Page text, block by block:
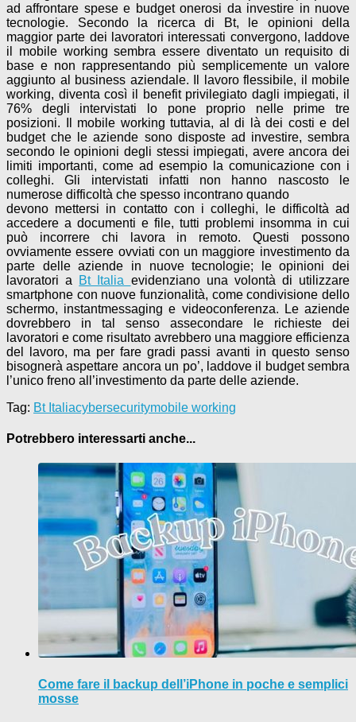
ad affrontare spese e budget onerosi da investire in nuove
tecnologie. Secondo la ricerca di Bt, le opinioni della
maggior parte dei lavoratori interessati convergono, laddove
il mobile working sembra essere diventato un requisito di
base e non rappresentando più semplicemente un valore
aggiunto al business aziendale. Il lavoro flessibile, il mobile
working, diventa così il benefit privilegiato dagli impiegati, il
76% degli intervistati lo pone proprio nelle prime tre
posizioni. Il mobile working tuttavia, al di là dei costi e del
budget che le aziende sono disposte ad investire, sembra
secondo le opinioni degli stessi impiegati, avere ancora dei
limiti importanti, come ad esempio la comunicazione con i
colleghi. Gli intervistati infatti non hanno nascosto le
numerose difficoltà che spesso incontrano quando
devono mettersi in contatto con i colleghi, le difficoltà ad
accedere a documenti e file, tutti problemi insomma in cui
può incorrere chi lavora in remoto. Questi possono
ovviamente essere ovviati con un maggiore investimento da
parte delle aziende in nuove tecnologie; le opinioni dei
lavoratori a
Bt Italia evidenziano una volontà di utilizzare
smartphone con nuove funzionalità, come condivisione dello
schermo, instantmessaging e videoconferenza. Le aziende
dovrebbero in tal senso assecondare le richieste dei
lavoratori e come risultato avrebbero una maggiore efficienza
del lavoro, ma per fare gradi passi avanti in questo senso
bisognerà aspettare ancora un po’, laddove il budget sembra
l’unico freno all’investimento da parte delle aziende.
Tag: Bt Italiacybersecuritymobile working
Potrebbero interessarti anche...
Come fare il backup dell’iPhone in poche e semplici
mosse